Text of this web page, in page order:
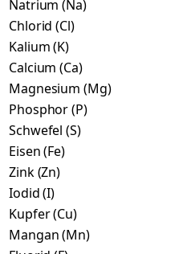
Natrium (Na)
Chlorid (Cl)
Kalium (K)
Calcium (Ca)
Magnesium (Mg)
Phosphor (P)
Schwefel (S)
Eisen (Fe)
Zink (Zn)
Iodid (I)
Kupfer (Cu)
Mangan (Mn)